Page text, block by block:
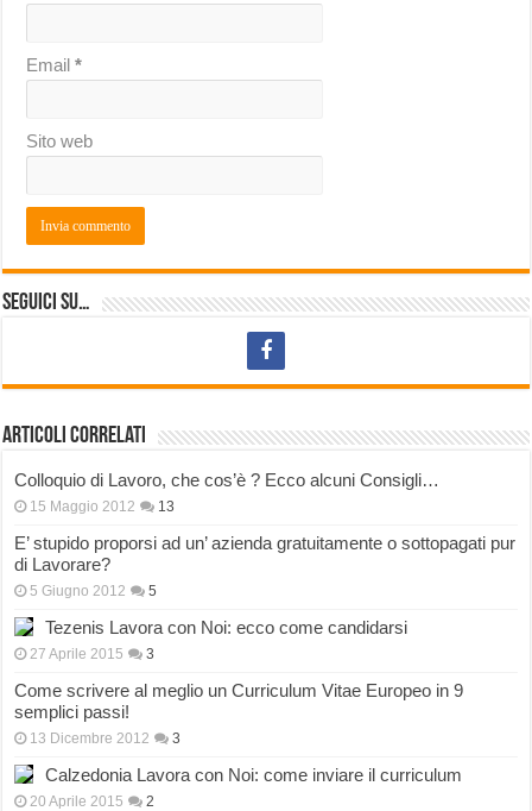
Email*
Sito web
Seguici su…
Articoli correlati
Colloquio di Lavoro, che cos’è ? Ecco alcuni Consigli…
15 Maggio 2012 13
E’ stupido proporsi ad un’ azienda gratuitamente o sottopagati pur
di Lavorare?
5 Giugno 2012 5
Tezenis Lavora con Noi: ecco come candidarsi
27 Aprile 2015 3
Come scrivere al meglio un Curriculum Vitae Europeo in 9
semplici passi!
13 Dicembre 2012 3
Calzedonia Lavora con Noi: come inviare il curriculum
20 Aprile 2015 2